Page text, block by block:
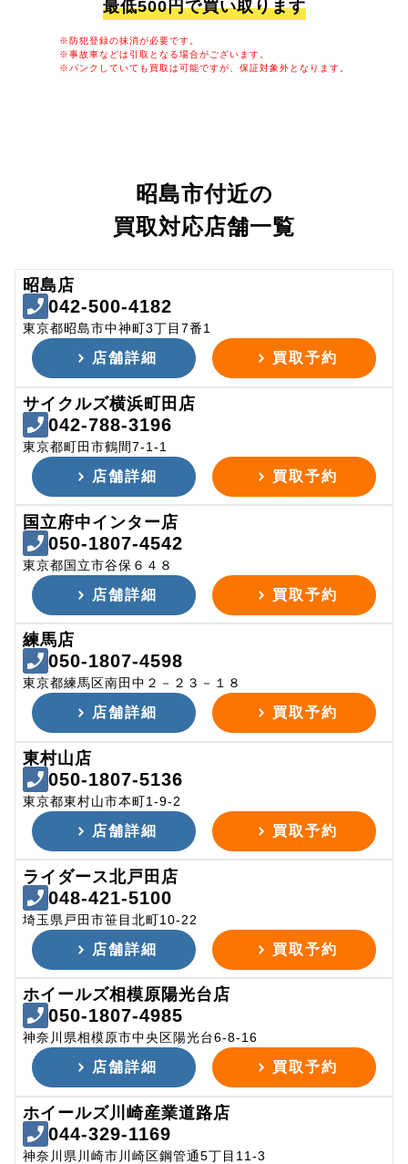
最低500円で買い取ります
※防犯登録の抹消が必要です。
※事故車などは引取となる場合がございます。
※パンクしていても買取は可能ですが、保証対象外となります。
昭島市付近の
買取対応店舗一覧
昭島店
042-500-4182
東京都昭島市中神町3丁目7番1
店舗詳細 買取予約
サイクルズ横浜町田店
042-788-3196
東京都町田市鶴間7-1-1
店舗詳細 買取予約
国立府中インター店
050-1807-4542
東京都国立市谷保６４８
店舗詳細 買取予約
練馬店
050-1807-4598
東京都練馬区南田中２－２３－１８
店舗詳細 買取予約
東村山店
050-1807-5136
東京都東村山市本町1-9-2
店舗詳細 買取予約
ライダース北戸田店
048-421-5100
埼玉県戸田市笹目北町10-22
店舗詳細 買取予約
ホイールズ相模原陽光台店
050-1807-4985
神奈川県相模原市中央区陽光台6-8-16
店舗詳細 買取予約
ホイールズ川崎産業道路店
044-329-1169
神奈川県川崎市川崎区鋼管通5丁目11-3